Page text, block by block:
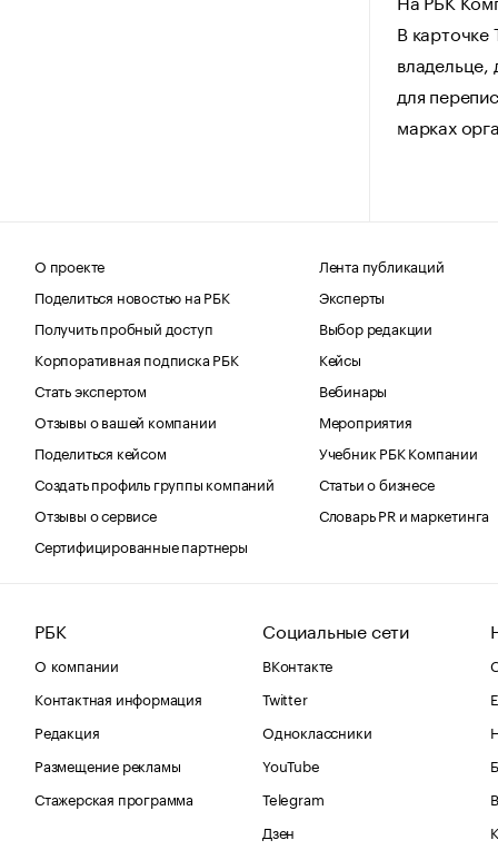
В
владельце,
для
марках
О проекте
Поделиться новостью на РБК
Получить пробный доступ
Корпоративная подписка РБК
Стать экспертом
Отзывы о вашей компании
Поделиться кейсом
Создать профиль группы компаний
Отзывы о сервисе
Сертифицированные партнеры
Лента публикаций
Эксперты
Выбор редакции
Кейсы
Вебинары
Мероприятия
Учебник РБК Компании
Статьи о бизнесе
Словарь PR и маркетинга
РБК
О компании
Контактная информация
Редакция
Размещение рекламы
Стажерская программа
Социальные сети
ВКонтакте
Twitter
Одноклассники
YouTube
Telegram
Дзен